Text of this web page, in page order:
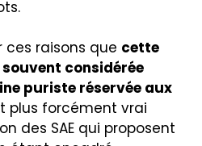
ces raisons que cette
considérée
puriste réservée aux
plus forcément vrai
des SAE qui proposent